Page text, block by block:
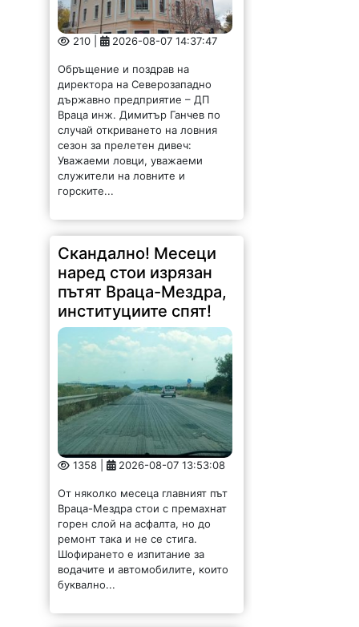
210 | 2026-08-07 14:37:47
Обръщение и поздрав на
директора на Северозападно
държавно предприятие – ДП
Враца инж. Димитър Ганчев по
случай откриването на ловния
сезон за прелетен дивеч:
Уважаеми ловци, уважаеми
служители на ловните и
горските...
Скандално! Месеци
наред стои изрязан
пътят Враца-Мездра,
институциите спят!
1358 | 2026-08-07 13:53:08
От няколко месеца главният път
Враца-Мездра стои с премахнат
горен слой на асфалта, но до
ремонт така и не се стига.
Шофирането е изпитание за
водачите и автомобилите, които
буквално...